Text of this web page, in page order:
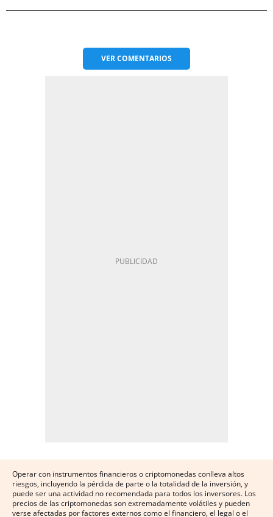
VERCOMENTARIOS
Operar con instrumentos financieros o criptomonedas conlleva altos
riesgos, incluyendo la pérdida de parte o la totalidad de la inversión, y
puede ser una actividad no recomendada para todos los inversores. Los
precios de las criptomonedas son extremadamente volátiles y pueden
verse afectadas por factores externos como el financiero, el legal o el